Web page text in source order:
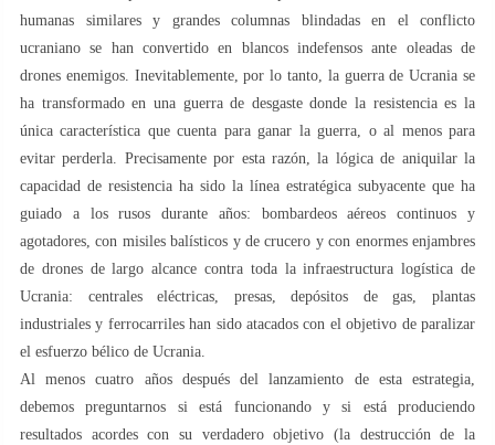
humanas similares y grandes columnas blindadas en el conflicto
ucraniano se han convertido en blancos indefensos ante oleadas de
drones enemigos. Inevitablemente, por lo tanto, la guerra de Ucrania se
ha transformado en una guerra de desgaste donde la resistencia es la
única característica que cuenta para ganar la guerra, o al menos para
evitar perderla. Precisamente por esta razón, la lógica de aniquilar la
capacidad de resistencia ha sido la línea estratégica subyacente que ha
guiado a los rusos durante años: bombardeos aéreos continuos y
agotadores, con misiles balísticos y de crucero y con enormes enjambres
de drones de largo alcance contra toda la infraestructura logística de
Ucrania: centrales eléctricas, presas, depósitos de gas, plantas
industriales y ferrocarriles han sido atacados con el objetivo de paralizar
el esfuerzo bélico de Ucrania.
Al menos cuatro años después del lanzamiento de esta estrategia,
debemos preguntarnos si está funcionando y si está produciendo
resultados acordes con su verdadero objetivo (la destrucción de la